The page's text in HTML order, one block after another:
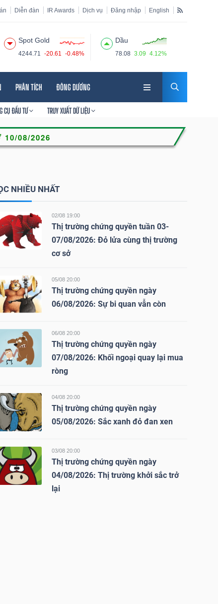
Diễn đàn IR Awards Dịch vụ Đăng nhập English
Spot Gold
4244.71 -20.61 -0.48%
Dầu
78.08 3.09 4.12%
PHÂN TÍCH ĐÔNG DƯƠNG
CỤ ĐẦU TƯ TRUY XUẤT DỮ LIỆU
NHIỀU NHẤT
02/08 19:00
Thị trường chứng quyền tuần 03-
07/08/2026: Đỏ lửa cùng thị trường
cơ sở
05/08 20:00
Thị trường chứng quyền ngày
06/08/2026: Sự bi quan vẫn còn
06/08 20:00
Thị trường chứng quyền ngày
07/08/2026: Khối ngoại quay lại mua
ròng
04/08 20:00
Thị trường chứng quyền ngày
05/08/2026: Sắc xanh đỏ đan xen
03/08 20:00
Thị trường chứng quyền ngày
04/08/2026: Thị trường khởi sắc trở
lại